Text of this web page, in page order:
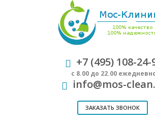
+7 (495) 108-24-
с 8.00 до 22.00
info@mos-
ЗАКАЗАТЬ ЗВОНОК